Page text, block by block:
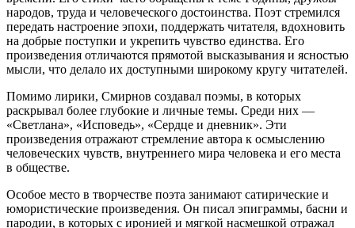
народов, труда и человеческого достоинства. Поэт стремился
передать настроение эпохи, поддержать читателя, вдохновить
на добрые поступки и укрепить чувство единства. Его
произведения отличаются прямотой высказывания и ясностью
мысли, что делало их доступными широкому кругу читателей.
Помимо лирики, Смирнов создавал поэмы, в которых
раскрывал более глубокие и личные темы. Среди них —
«Светлана», «Исповедь», «Сердце и дневник». Эти
произведения отражают стремление автора к осмыслению
человеческих чувств, внутреннего мира человека и его места
в обществе.
Особое место в творчестве поэта занимают сатирические и
юмористические произведения. Он писал эпиграммы, басни и
пародии, в которых с иронией и мягкой насмешкой отражал